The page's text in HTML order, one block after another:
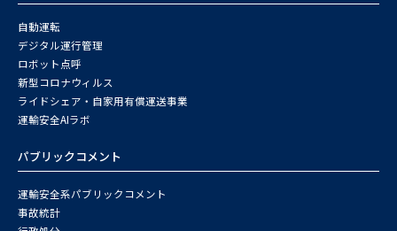
自動運転
デジタル運行管理
ロボット点呼
新型コロナウィルス
ライドシェア・自家用有償運送事業
運輸安全AIラボ
パブリックコメント
運輸安全系パブリックコメント
事故統計